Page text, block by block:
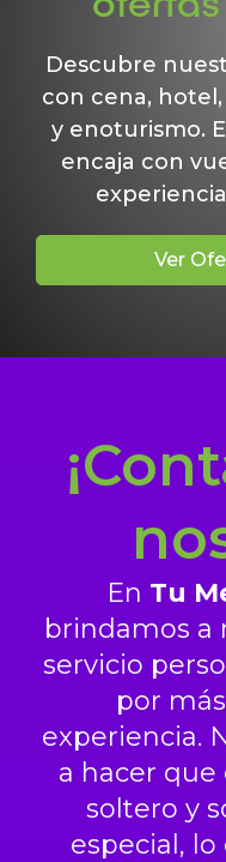
Descubre
con cena,
y enoturismo.
encaja con
Ver
En Tu
brindamos a
servicio
por
experiencia.
a hacer que
soltero y
especial,